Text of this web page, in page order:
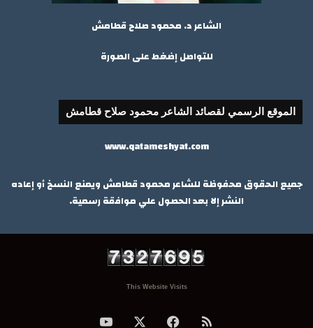
الشاعر د. محمود صلاح قطامش
للتواصل إضغط على الصورة
الموقع الرسمي لقصائد الشاعر محمود صلاح قطامش
www.qatameshyat.com
جميع الحقوق محفوظة للشاعر محمود قطامش ويمنع النسخ أو إعاده
النشر إلا بعد الحصول علي موافقة رسمية.
This Website Visits
ملخصفيسبوك ‫YouTube